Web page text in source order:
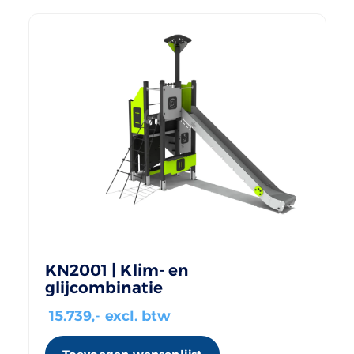
KN2001 | Klim- en
glijcombinatie
15.739,- excl. btw